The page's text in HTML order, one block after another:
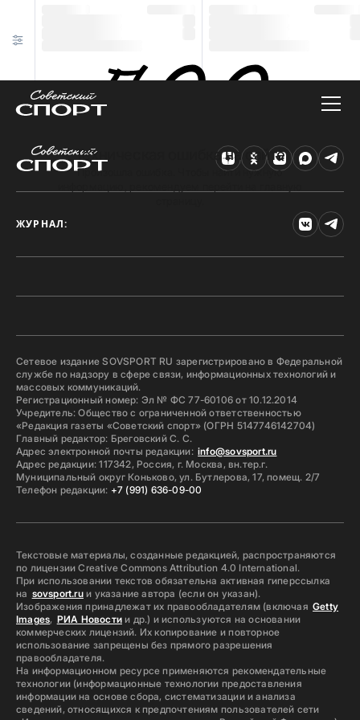
Техническая ошибка на сайте
Произошла ошибка. Чтобы найти нужную
ЖУРНАЛ:
Сетевое издание SOVSPORT RU зарегистрировано в Федеральной
службе по надзору в сфере связи, информационных технологий и
массовых коммуникаций.
Регистрационный номер: Эл № ФС 77-60106 от 10.12.2014
Учредитель: Общество с ограниченной ответственностью
«Редакция газеты «Советский спорт» (ОГРН 5147746142704)
Главный редактор: Бреговский С. С.
Адрес электронной почты редакции: info@sovsport.ru
Адрес редакции: 117342, Россия, г. Москва, вн.тер.г.
Муниципальный округ Коньково, ул. Бутлерова, 17, помещ. 2/7
Телефон редакции: +7 (991) 636-09-00
Текстовые материалы, созданные редакцией, распространяются
по лицензии Creative Commons Attribution 4.0 International.
При использовании текстов обязательна активная гиперссылка
на sovsport.ruи указание автора (если он указан).
Изображения принадлежат их правообладателям (включая Getty
Images, РИА Новостии др.) и используются на основании
коммерческих лицензий. Их копирование и повторное
использование запрещены без прямого разрешения
правообладателя.
На информационном ресурсе применяются рекомендательные
технологии (информационные технологии предоставления
информации на основе сбора, систематизации и анализа
сведений, относящихся к предпочтениям пользователей сети